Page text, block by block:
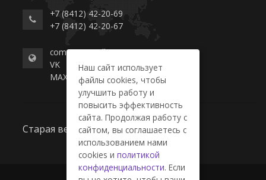
+7 (8412) 42-20-69
+7 (8412) 42-20-67
commerce-college.ru
VK
MAX
Старая версия сайта
Наш сайт использует
файлы cookies, чтобы
улучшить работу и
повысить эффективность
сайта. Продолжая работу с
сайтом, вы соглашаетесь с
использованием нами
cookies и политикой
конфиденциальности. Если